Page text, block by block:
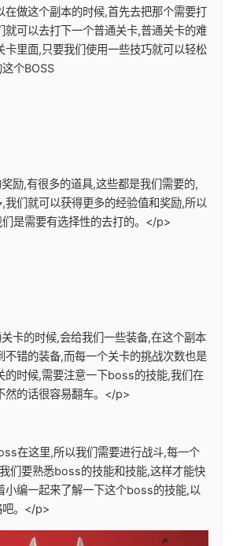
在做这个副本的时候,首先去把那个需要打
就可以去打下一个普通关卡,普通关卡的难
卡里面,只要我们使用一些技巧就可以轻松
个BOSS
励,有很多的道具,这些都是我们需要的,
我们就可以获得更多的经验值和奖励,所以
是需要有选择性的去打的。</p>
卡的时候,会给我们一些装备,在这个副本
不错的装备,而每一个关卡的挑战次数也是
的时候,需要注意一下boss的技能,我们在
然的话很容易翻车。</p>
在这里,所以我们需要进行战斗,每一个
们要熟悉boss的技能和技能,这样才能快
小编一起来了解一下这个boss的技能,以
吧。</p>